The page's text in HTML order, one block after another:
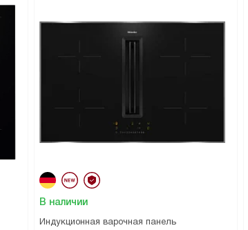
Индукционная варочная панель
В наличии